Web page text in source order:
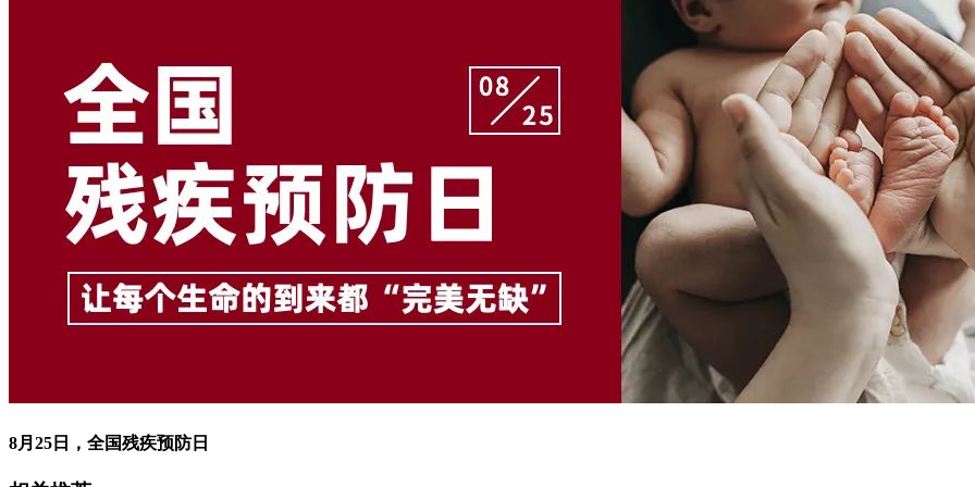
8月25日，全国残疾预防日